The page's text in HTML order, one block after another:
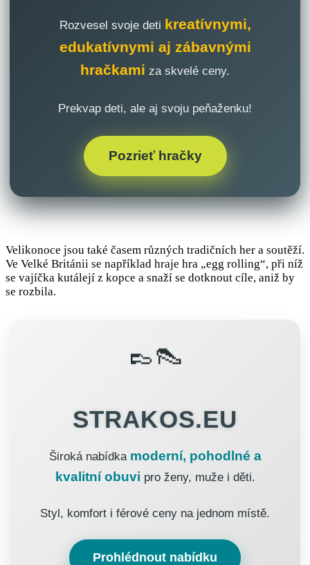
Rozvesel svoje deti kreatívnymi,
edukatívnymi aj zábavnými
hračkami za skvelé ceny.
Prekvap deti, ale aj svoju peňaženku!
Pozrieť hračky
Velikonoce jsou také časem různých tradičních her a soutěží.
Ve Velké Británii se například hraje hra „egg rolling“, při níž
se vajíčka kutálejí z kopce a snaží se dotknout cíle, aniž by
se rozbila.
👞👠
STRAKOS.EU
Široká nabídka moderní, pohodlné a
kvalitní obuvi pro ženy, muže i děti.
Styl, komfort i férové ceny na jednom místě.
Prohlédnout nabídku